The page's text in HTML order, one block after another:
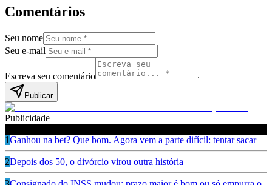
Comentários
Seu nome
Seu e-mail
Escreva seu comentário
Publicar
Publicidade
1Ganhou na bet? Que bom. Agora vem a parte difícil: tentar sacar
2Depois dos 50, o divórcio virou outra história